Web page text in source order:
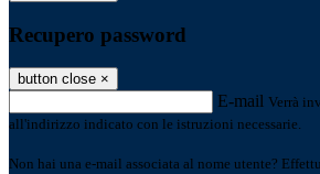
Recupero password
button close ×
E-mail Verrà
all'indirizzo indicato con le istruzioni necessarie.
Non hai una e-mail associata al nome utente?